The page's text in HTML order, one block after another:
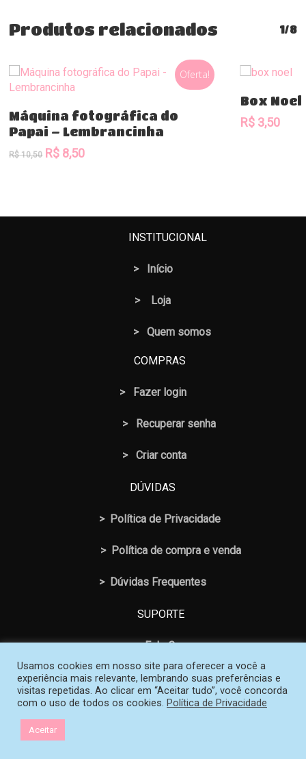
Produtos relacionados 1/8
Oferta!
Comprar
Máquina fotográfica do
Papai – Lembrancinha
R$10,50 O
R$ 8,50O
Box Noel
R$3,50
INSTITUCIONAL
> Início
> Loja
> Quem somos
COMPRAS
> Fazer login
> Recuperar senha
> Criar conta
DÚVIDAS
> Política de Privacidade
> Política de compra e venda
> Dúvidas Frequentes
SUPORTE
> Fale Conosco
© 2026 Loja SOS Professor Atividades. Todos os Direitos
Usamos cookies em nosso site para oferecer a você a
experiência mais relevante, lembrando suas preferências e
visitas repetidas. Ao clicar em “Aceitar tudo”, você concorda
com o uso de todos os cookies. Política de Privacidade
Aceitar